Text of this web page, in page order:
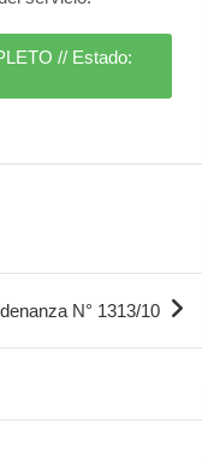
// Estado:
N° 1313/10